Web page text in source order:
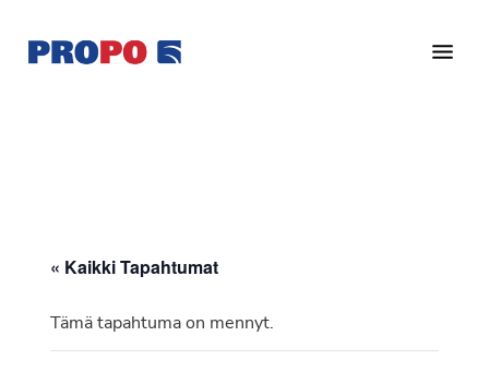
pääsisältöön
alatunnisteeseen
Ry
vuonna
« Kaikki Tapahtumat
Tämä tapahtuma on mennyt.